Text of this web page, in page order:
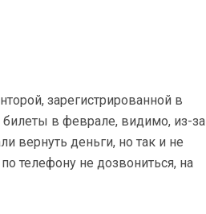
зарегистрированной в
в феврале, видимо, из-за
вернуть деньги, но так и не
телефону не дозвониться, на